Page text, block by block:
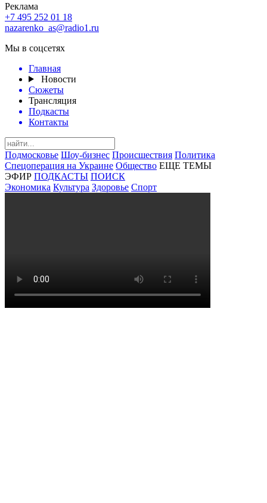
Реклама
+7 495 252 01 18
nazarenko_as@radio1.ru
Мы в соцсетях
Главная
Новости
Сюжеты
Трансляция
Подкасты
Контакты
Подмосковье Шоу-бизнес Происшествия Политика
Спецоперация на Украине Общество ЕЩЕ ТЕМЫ
ЭФИР ПОДКАСТЫ ПОИСК
Экономика Культура Здоровье Спорт